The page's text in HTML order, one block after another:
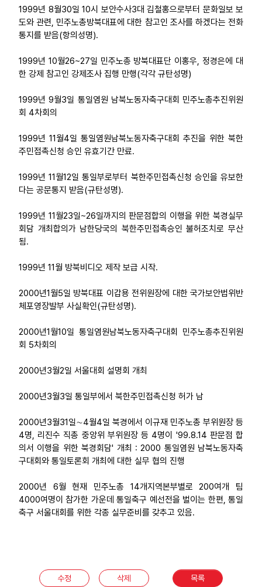
1999년 8월30일 10시 보안수사3대 김철홍으로부터 문화일보 보
도와 관련, 민주노총방북대표에 대한 참고인 조사를 하겠다는 전화
통지를 받음(항의성명).
1999년 10월26~27일 민주노총 방북대표단 이홍우, 정경은에 대
한 강제 참고인 강제조사 집행 만행(각각 규탄성명)
1999년 9월3일 통일염원 남북노동자축구대회 민주노총추진위원
회 4차회의
1999년 11월4일 통일염원남북노동자축구대회 추진을 위한 북한
주민접촉신청 승인 유효기간 만료.
1999년 11월12일 통일부로부터 북한주민접촉신청 승인을 유보한
다는 공문통지 받음(규탄성명).
1999년 11월23일~26일까지의 판문점합의 이행을 위한 북경실무
회담 개최합의가 남한당국의 북한주민접촉승인 불허조치로 무산
됨.
1999년 11월 방북비디오 제작 보급 시작.
2000년1월5일 방북대표 이갑용 전위원장에 대한 국가보안법위반
체포영장발부 사실확인(규탄성명).
2000년1월10일 통일염원남북노동자축구대회 민주노총추진위원
회 5차회의
2000년3월2일 서울대회 설명회 개최
2000년3월3일 통일부에서 북한주민접촉신청 허가 남
2000년3월31일∼4월4일 북경에서 이규재 민주노총 부위원장 등
4명, 리진수 직총 중앙위 부위원장 등 4명이 '99.8.14 판문점 합
의서 이행을 위한 북경회담' 개최 : 2000 통일염원 남북노동자축
구대회와 통일토론회 개최에 대한 실무 협의 진행
2000년 6월 현재 민주노총 14개지역본부별로 200여개 팀
4000여명이 참가한 가운데 통일축구 예선전을 벌이는 한편, 통일
축구 서울대회를 위한 각종 실무준비를 갖추고 있음.
수정 삭제 목록